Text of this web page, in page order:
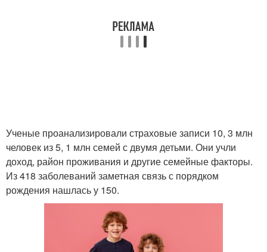
Ученые проанализировали страховые записи 10, 3 млн
человек из 5, 1 млн семей с двумя детьми. Они учли
доход, район проживания и другие семейные факторы.
Из 418 заболеваний заметная связь с порядком
рождения нашлась у 150.